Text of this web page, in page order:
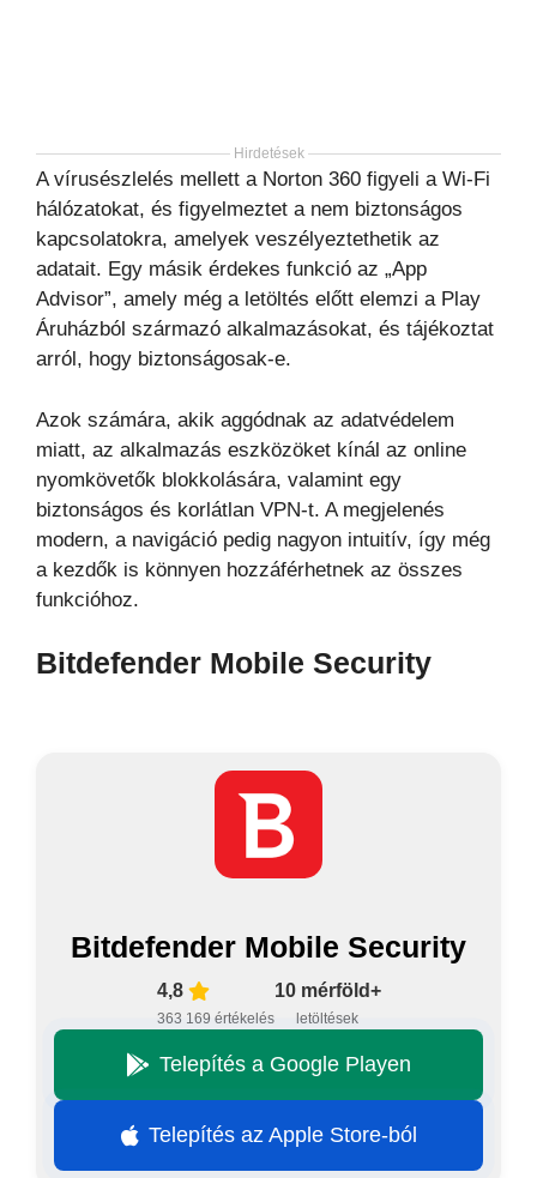
Hirdetések
A vírusészlelés mellett a Norton 360 figyeli a Wi-Fi
hálózatokat, és figyelmeztet a nem biztonságos
kapcsolatokra, amelyek veszélyeztethetik az
adatait. Egy másik érdekes funkció az „App
Advisor”, amely még a letöltés előtt elemzi a Play
Áruházból származó alkalmazásokat, és tájékoztat
arról, hogy biztonságosak-e.
Azok számára, akik aggódnak az adatvédelem
miatt, az alkalmazás eszközöket kínál az online
nyomkövetők blokkolására, valamint egy
biztonságos és korlátlan VPN-t. A megjelenés
modern, a navigáció pedig nagyon intuitív, így még
a kezdők is könnyen hozzáférhetnek az összes
funkcióhoz.
Bitdefender Mobile Security
Bitdefender Mobile Security
4,8
363 169 értékelés
10 mérföld+
letöltések
Telepítés a Google Playen
Telepítés az Apple Store-ból